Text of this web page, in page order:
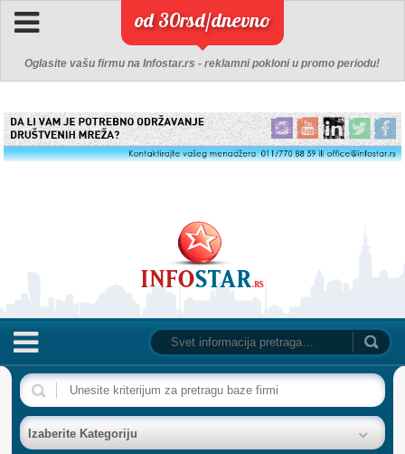
od 30rsd/dnevno
Oglasite vašu firmu na Infostar.rs - reklamni pokloni u promo periodu!
NASLOVNA
BAZA FIRMI
Izaberite Kategoriju